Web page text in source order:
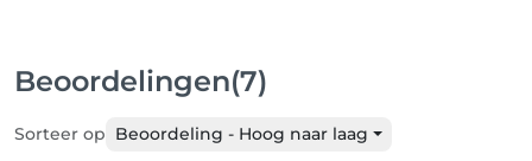
Beoordelingen(7)
Sorteer op Beoordeling - Hoog naar laag